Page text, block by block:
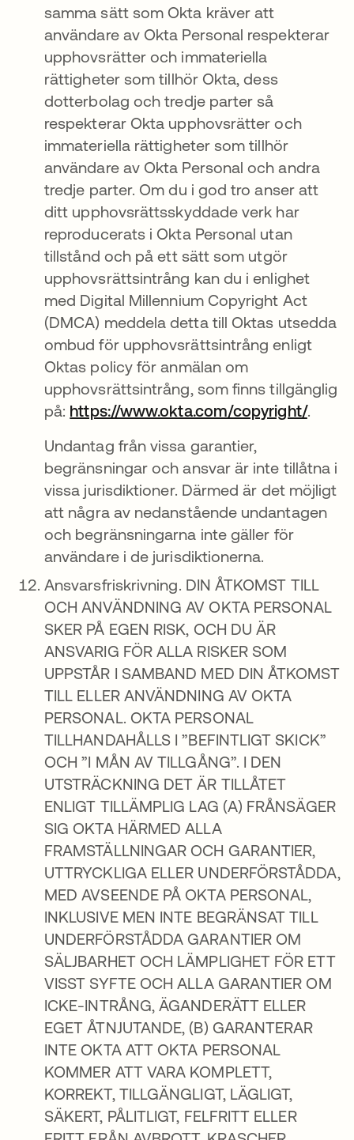
samma sätt som Okta kräver att
användare av Okta Personal respekterar
upphovsrätter och immateriella
rättigheter som tillhör Okta, dess
dotterbolag och tredje parter så
respekterar Okta upphovsrätter och
immateriella rättigheter som tillhör
användare av Okta Personal och andra
tredje parter. Om du i god tro anser att
ditt upphovsrättsskyddade verk har
reproducerats i Okta Personal utan
tillstånd och på ett sätt som utgör
upphovsrättsintrång kan du i enlighet
med Digital Millennium Copyright Act
(DMCA) meddela detta till Oktas utsedda
ombud för upphovsrättsintrång enligt
Oktas policy för anmälan om
upphovsrättsintrång, som finns tillgänglig
på: https://www.okta.com/copyright/.
Undantag från vissa garantier,
begränsningar och ansvar är inte tillåtna i
vissa jurisdiktioner. Därmed är det möjligt
att några av nedanstående undantagen
och begränsningarna inte gäller för
användare i de jurisdiktionerna.
Ansvarsfriskrivning. DIN ÅTKOMST TILL
OCH ANVÄNDNING AV OKTA PERSONAL
SKER PÅ EGEN RISK, OCH DU ÄR
ANSVARIG FÖR ALLA RISKER SOM
UPPSTÅR I SAMBAND MED DIN ÅTKOMST
TILL ELLER ANVÄNDNING AV OKTA
PERSONAL. OKTA PERSONAL
TILLHANDAHÅLLS I ”BEFINTLIGT SKICK”
OCH ”I MÅN AV TILLGÅNG”. I DEN
UTSTRÄCKNING DET ÄR TILLÅTET
ENLIGT TILLÄMPLIG LAG (A) FRÅNSÄGER
SIG OKTA HÄRMED ALLA
FRAMSTÄLLNINGAR OCH GARANTIER,
UTTRYCKLIGA ELLER UNDERFÖRSTÅDDA,
MED AVSEENDE PÅ OKTA PERSONAL,
INKLUSIVE MEN INTE BEGRÄNSAT TILL
UNDERFÖRSTÅDDA GARANTIER OM
SÄLJBARHET OCH LÄMPLIGHET FÖR ETT
VISST SYFTE OCH ALLA GARANTIER OM
ICKE-INTRÅNG, ÄGANDERÄTT ELLER
EGET ÅTNJUTANDE, (B) GARANTERAR
INTE OKTA ATT OKTA PERSONAL
KOMMER ATT VARA KOMPLETT,
KORREKT, TILLGÄNGLIGT, LÄGLIGT,
SÄKERT, PÅLITLIGT, FELFRITT ELLER